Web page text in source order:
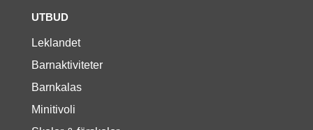
UTBUD
Leklandet
Barnaktiviteter
Barnkalas
Minitivoli